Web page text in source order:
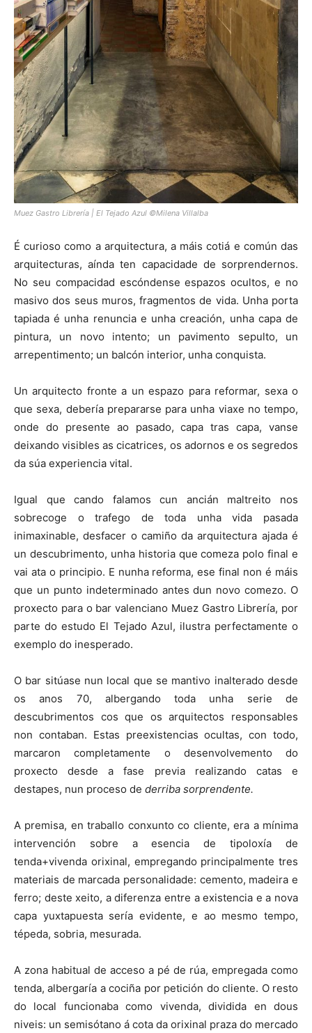
Muez Gastro Librería | El Tejado Azul ©Milena Villalba
É curioso como a arquitectura, a máis cotiá e común das
arquitecturas, aínda ten capacidade de sorprendernos.
No seu compacidad escóndense espazos ocultos, e no
masivo dos seus muros, fragmentos de vida. Unha porta
tapiada é unha renuncia e unha creación, unha capa de
pintura, un novo intento; un pavimento sepulto, un
arrepentimento; un balcón interior, unha conquista.
Un arquitecto fronte a un espazo para reformar, sexa o
que sexa, debería prepararse para unha viaxe no tempo,
onde do presente ao pasado, capa tras capa, vanse
deixando visibles as cicatrices, os adornos e os segredos
da súa experiencia vital.
Igual que cando falamos cun ancián maltreito nos
sobrecoge o trafego de toda unha vida pasada
inimaxinable, desfacer o camiño da arquitectura ajada é
un descubrimento, unha historia que comeza polo final e
vai ata o principio. E nunha reforma, ese final non é máis
que un punto indeterminado antes dun novo comezo. O
proxecto para o bar valenciano Muez Gastro Librería, por
parte do estudo El Tejado Azul, ilustra perfectamente o
exemplo do inesperado.
O bar sitúase nun local que se mantivo inalterado desde
os anos 70, albergando toda unha serie de
descubrimentos cos que os arquitectos responsables
non contaban. Estas preexistencias ocultas, con todo,
marcaron completamente o desenvolvemento do
proxecto desde a fase previa realizando catas e
destapes, nun proceso de derriba sorprendente.
A premisa, en traballo conxunto co cliente, era a mínima
intervención sobre a esencia de tipoloxía de
tenda+vivenda orixinal, empregando principalmente tres
materiais de marcada personalidade: cemento, madeira e
ferro; deste xeito, a diferenza entre a existencia e a nova
capa yuxtapuesta sería evidente, e ao mesmo tempo,
tépeda, sobria, mesurada.
A zona habitual de acceso a pé de rúa, empregada como
tenda, albergaría a cociña por petición do cliente. O resto
do local funcionaba como vivenda, dividida en dous
niveis: un semisótano á cota da orixinal praza do mercado